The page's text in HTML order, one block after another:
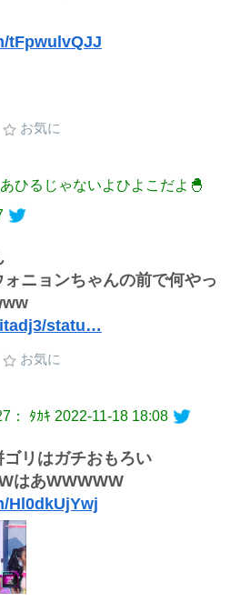
tFpwulvQJJ
お気に
ひるじゃないよひよこだよ🐣
ニョンちゃんの前で何やっ
statu…
お気に
： ﾀｶｷ 2022-11-18 18:08
リはガチおもろい
はあWWWWW
Hl0dkUjYwj